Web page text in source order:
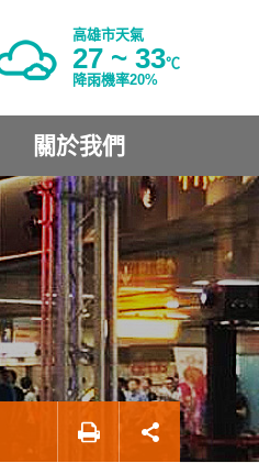
高雄市天氣
27 ~ 33℃
降雨機率20%
關於我們